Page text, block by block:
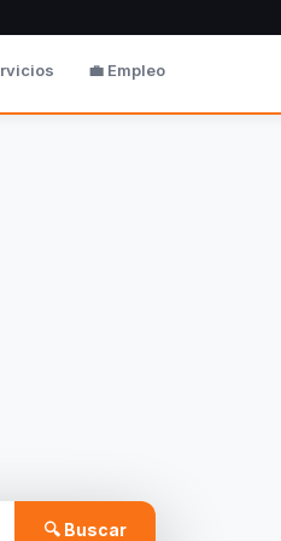
💼 Empleo
🔍 Buscar